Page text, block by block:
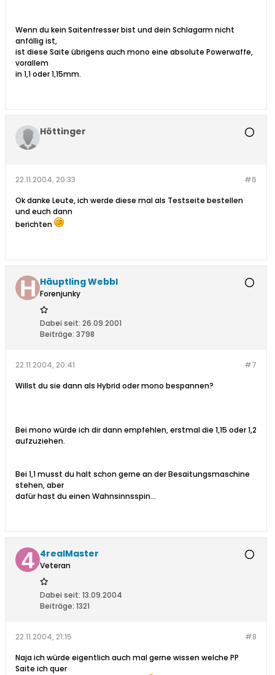
Wenn du kein Saitenfresser bist und dein Schlagarm nicht
anfällig ist,
ist diese Saite übrigens auch mono eine absolute Powerwaffe,
vorallem
in 1,1 oder 1,15mm.
Höttinger
#6
22.11.2004, 20:33
Ok danke Leute, ich werde diese mal als Testseite bestellen
und euch dann
berichten
Häuptling Webbl
Forenjunky
Dabei seit: 26.09.2001
Beiträge: 3798
#7
22.11.2004, 20:41
Willst du sie dann als Hybrid oder mono bespannen?
Bei mono würde ich dir dann empfehlen, erstmal die 1,15 oder 1,2
aufzuziehen.
Bei 1,1 musst du halt schon gerne an der Besaitungsmaschine
stehen, aber
dafür hast du einen Wahnsinnsspin...
4realMaster
Veteran
Dabei seit: 13.09.2004
Beiträge: 1321
#8
22.11.2004, 21:15
Naja ich würde eigentlich auch mal gerne wissen welche PP
Saite ich quer